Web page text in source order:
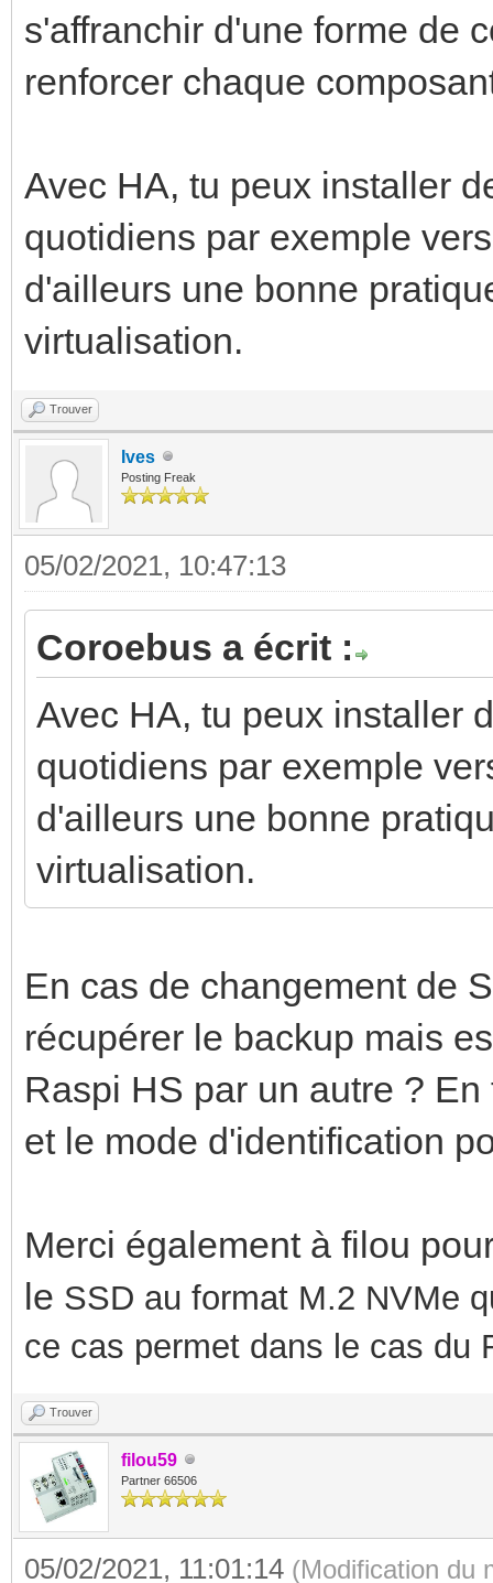
s'affranchir d'une forme de
renforcer chaque
Avec HA, tu peux installer
quotidiens par exemple
d'ailleurs une bonne
virtualisation.
Trouver
Ives
Posting Freak
05/02/2021, 10:47:13
Coroebus a écrit :
Avec HA, tu peux installer
quotidiens par exemple
d'ailleurs une bonne
virtualisation.
En cas de changement de
récupérer le backup mais
Raspi HS par un autre ?
et le mode d'identification
Merci également à filou
le SSD au format M.2 NVMe
ce cas permet dans le cas du
Trouver
filou59
Partner 66506
05/02/2021, 11:01:14 (Modification du